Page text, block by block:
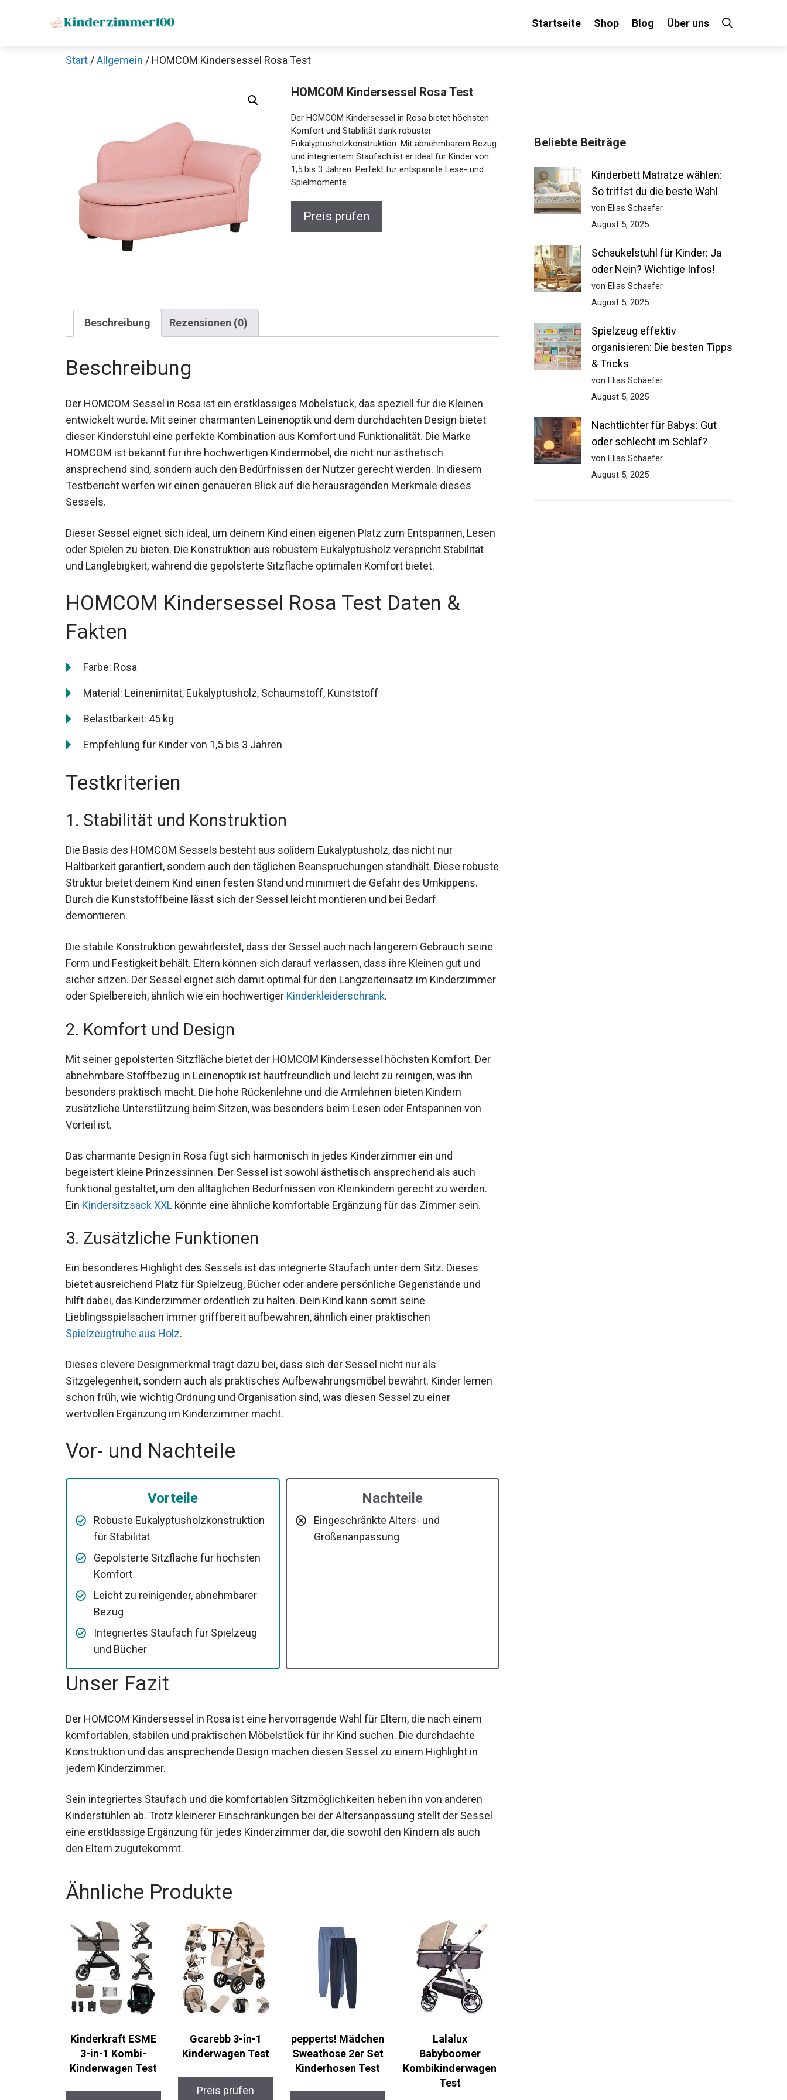
Startseite Shop Blog Über uns
Start /Allgemein / HOMCOM Kindersessel Rosa Test
HOMCOM Kindersessel Rosa Test
Der HOMCOM Kindersessel in Rosa bietet höchsten
Komfort und Stabilität dank robuster
Eukalyptusholzkonstruktion. Mit abnehmbarem Bezug
und integriertem Staufach ist er ideal für Kinder von
1,5 bis 3 Jahren. Perfekt für entspannte Lese- und
Spielmomente.
Preis prüfen
Beschreibung Rezensionen (0)
Beschreibung
Der HOMCOM Sessel in Rosa ist ein erstklassiges Möbelstück, das speziell für die Kleinen
entwickelt wurde. Mit seiner charmanten Leinenoptik und dem durchdachten Design bietet
dieser Kinderstuhl eine perfekte Kombination aus Komfort und Funktionalität. Die Marke
HOMCOM ist bekannt für ihre hochwertigen Kindermöbel, die nicht nur ästhetisch
ansprechend sind, sondern auch den Bedürfnissen der Nutzer gerecht werden. In diesem
Testbericht werfen wir einen genaueren Blick auf die herausragenden Merkmale dieses
Sessels.
Dieser Sessel eignet sich ideal, um deinem Kind einen eigenen Platz zum Entspannen, Lesen
oder Spielen zu bieten. Die Konstruktion aus robustem Eukalyptusholz verspricht Stabilität
und Langlebigkeit, während die gepolsterte Sitzfläche optimalen Komfort bietet.
HOMCOM Kindersessel Rosa Test Daten &
Fakten
Farbe: Rosa
Material: Leinenimitat, Eukalyptusholz, Schaumstoff, Kunststoff
Belastbarkeit: 45 kg
Empfehlung für Kinder von 1,5 bis 3 Jahren
Testkriterien
1. Stabilität und Konstruktion
Die Basis des HOMCOM Sessels besteht aus solidem Eukalyptusholz, das nicht nur
Haltbarkeit garantiert, sondern auch den täglichen Beanspruchungen standhält. Diese robuste
Struktur bietet deinem Kind einen festen Stand und minimiert die Gefahr des Umkippens.
Durch die Kunststoffbeine lässt sich der Sessel leicht montieren und bei Bedarf
demontieren.
Die stabile Konstruktion gewährleistet, dass der Sessel auch nach längerem Gebrauch seine
Form und Festigkeit behält. Eltern können sich darauf verlassen, dass ihre Kleinen gut und
sicher sitzen. Der Sessel eignet sich damit optimal für den Langzeiteinsatz im Kinderzimmer
oder Spielbereich, ähnlich wie ein hochwertiger Kinderkleiderschrank.
2. Komfort und Design
Mit seiner gepolsterten Sitzfläche bietet der HOMCOM Kindersessel höchsten Komfort. Der
abnehmbare Stoffbezug in Leinenoptik ist hautfreundlich und leicht zu reinigen, was ihn
besonders praktisch macht. Die hohe Rückenlehne und die Armlehnen bieten Kindern
zusätzliche Unterstützung beim Sitzen, was besonders beim Lesen oder Entspannen von
Vorteil ist.
Das charmante Design in Rosa fügt sich harmonisch in jedes Kinderzimmer ein und
begeistert kleine Prinzessinnen. Der Sessel ist sowohl ästhetisch ansprechend als auch
funktional gestaltet, um den alltäglichen Bedürfnissen von Kleinkindern gerecht zu werden.
Ein Kindersitzsack XXL könnte eine ähnliche komfortable Ergänzung für das Zimmer sein.
3. Zusätzliche Funktionen
Ein besonderes Highlight des Sessels ist das integrierte Staufach unter dem Sitz. Dieses
bietet ausreichend Platz für Spielzeug, Bücher oder andere persönliche Gegenstände und
hilft dabei, das Kinderzimmer ordentlich zu halten. Dein Kind kann somit seine
Lieblingsspielsachen immer griffbereit aufbewahren, ähnlich einer praktischen
Spielzeugtruhe aus Holz.
Dieses clevere Designmerkmal trägt dazu bei, dass sich der Sessel nicht nur als
Sitzgelegenheit, sondern auch als praktisches Aufbewahrungsmöbel bewährt. Kinder lernen
schon früh, wie wichtig Ordnung und Organisation sind, was diesen Sessel zu einer
wertvollen Ergänzung im Kinderzimmer macht.
Vor- und Nachteile
Vorteile
Robuste Eukalyptusholzkonstruktion
für Stabilität
Gepolsterte Sitzfläche für höchsten
Komfort
Leicht zu reinigender, abnehmbarer
Bezug
Integriertes Staufach für Spielzeug
und Bücher
Nachteile
Eingeschränkte Alters- und
Größenanpassung
Unser Fazit
Der HOMCOM Kindersessel in Rosa ist eine hervorragende Wahl für Eltern, die nach einem
komfortablen, stabilen und praktischen Möbelstück für ihr Kind suchen. Die durchdachte
Konstruktion und das ansprechende Design machen diesen Sessel zu einem Highlight in
jedem Kinderzimmer.
Sein integriertes Staufach und die komfortablen Sitzmöglichkeiten heben ihn von anderen
Kinderstühlen ab. Trotz kleinerer Einschränkungen bei der Altersanpassung stellt der Sessel
eine erstklassige Ergänzung für jedes Kinderzimmer dar, die sowohl den Kindern als auch
den Eltern zugutekommt.
Ähnliche Produkte
Kinderkraft ESME
3-in-1 Kombi-
Kinderwagen Test
Gcarebb 3-in-1
Kinderwagen Test
Preis prüfen
pepperts! Mädchen
Sweathose 2er Set
Kinderhosen Test
Lalalux
Babyboomer
Kombikinderwagen
Test
Beliebte Beiträge
Kinderbett Matratze wählen:
So triffst du die beste Wahl
von Elias Schaefer
August 5, 2025
Schaukelstuhl für Kinder: Ja
oder Nein? Wichtige Infos!
von Elias Schaefer
August 5, 2025
Spielzeug effektiv
organisieren: Die besten Tipps
& Tricks
von Elias Schaefer
August 5, 2025
Nachtlichter für Babys: Gut
oder schlecht im Schlaf?
von Elias Schaefer
August 5, 2025